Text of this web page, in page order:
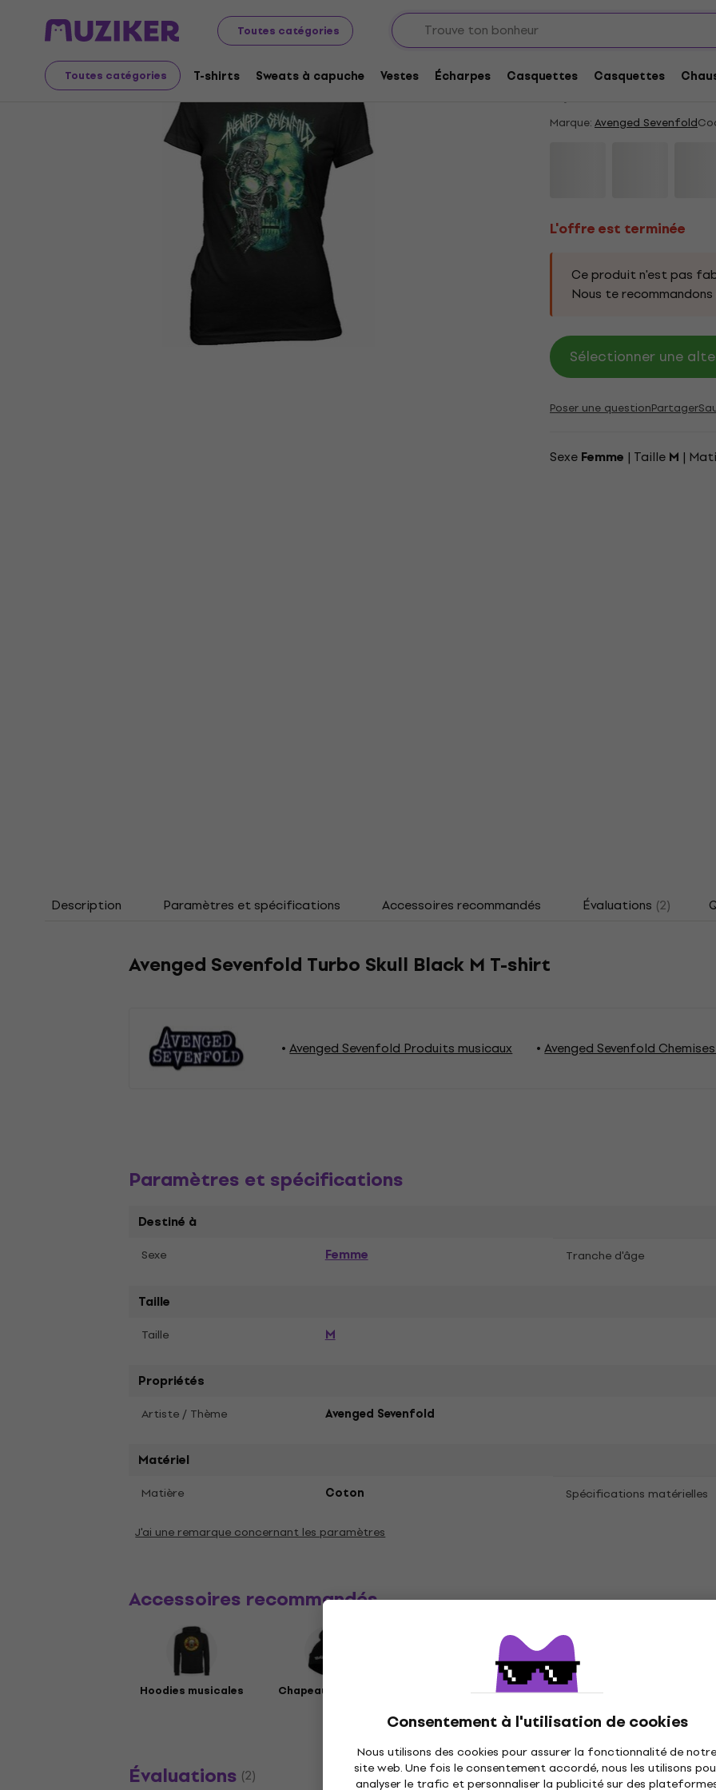
Toutes catégories
Toutes catégories T-shirts Sweats à capuche Vestes Écharpes Casquettes Casquettes
Consentement à l'utilisation de cookies
Nous utilisons des cookies pour assurer la fonctionnalité de notre
site web. Une fois le consentement accordé, nous les utilisons
analyser le trafic et personnaliser la publicité sur des
Merch Produits musicaux T-shirts
L'offre est terminée
L'offre est terminée
Avenged Sevenfold
Marque:Avenged Sevenfold
L'offre est terminée
Ce produit n'est pas
Nous te
Sélectionner une
Poser une questionPartager
Sexe Femme | Taille M |
Description Paramètres et spécifications Accessoires recommandés Évaluations (2)
Avenged Sevenfold Turbo Skull Black M T-shirt
Avenged Sevenfold Produits musicaux Avenged Sevenfold
Paramètres et spécifications
Destiné à
Sexe Femme Tranche d'âge
Taille
Taille M
Propriétés
Artiste / Thème Avenged Sevenfold
Matériel
Matière Coton Spécifications matérielles
J'ai une remarque concernant les paramètres
Accessoires recommandés
Hoodies musicales Chapeaux musique Disques vinyles Casquettes musique
Évaluations (2)